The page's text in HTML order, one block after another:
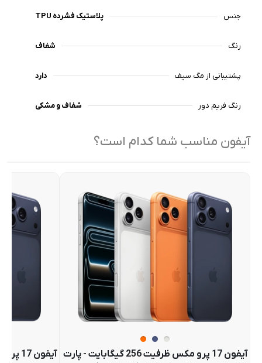
جنس پلاستیک فشرده TPU
رنگ شفاف
پشتیبانی از مگ سیف دارد
رنگ فریم دور شفاف و مشکی
آیفون مناسب شما کدام است؟
آیفون 17 پرو مکس ظرفیت 256 گیگابایت - پارت